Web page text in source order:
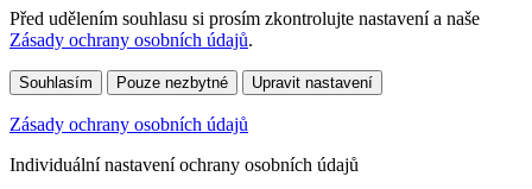
Před udělením souhlasu si prosím zkontrolujte nastavení a naše
Zásady ochrany osobních údajů.
Souhlasím Pouze nezbytné Upravit nastavení
Zásady ochrany osobních údajů
Individuální nastavení ochrany osobních údajů